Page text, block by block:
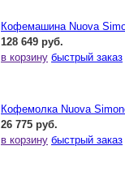
Кофемашина Nuova
128 649 руб.
в корзину быстрый заказ
Кофемолка Nuova
26 775 руб.
в корзину быстрый заказ